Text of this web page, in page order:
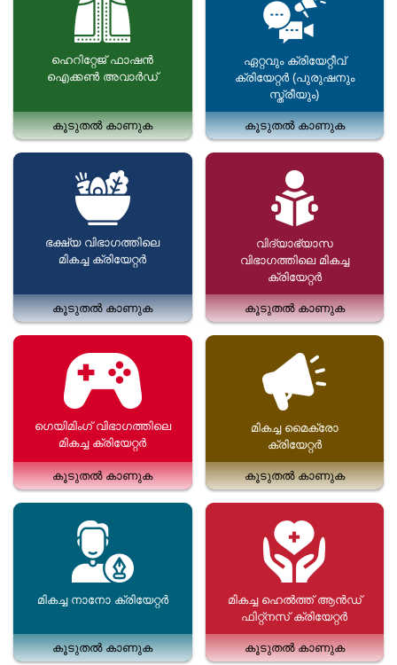
ഹെറിറ്റേജ് ഫാഷൻ
ഐക്കൺ അവാർഡ്
കൂടുതൽ കാണുക
ഏറ്റവും ക്രിയേറ്റീവ്
ക്രിയേറ്റർ (പുരുഷനും
സ്ത്രീയും)
കൂടുതൽ കാണുക
ഭക്ഷ്യ വിഭാഗത്തിലെ
മികച്ച ക്രിയേറ്റർ
കൂടുതൽ കാണുക
വിദ്യാഭ്യാസ
വിഭാഗത്തിലെ മികച്ച
ക്രിയേറ്റർ
കൂടുതൽ കാണുക
ഗെയിമിംഗ് വിഭാഗത്തിലെ
മികച്ച ക്രിയേറ്റർ
കൂടുതൽ കാണുക
മികച്ച മൈക്രോ
ക്രിയേറ്റർ
കൂടുതൽ കാണുക
മികച്ച നാനോ ക്രിയേറ്റർ
കൂടുതൽ കാണുക
മികച്ച ഹെൽത്ത് ആൻഡ്
ഫിറ്റ്നസ് ക്രിയേറ്റർ
കൂടുതൽ കാണുക